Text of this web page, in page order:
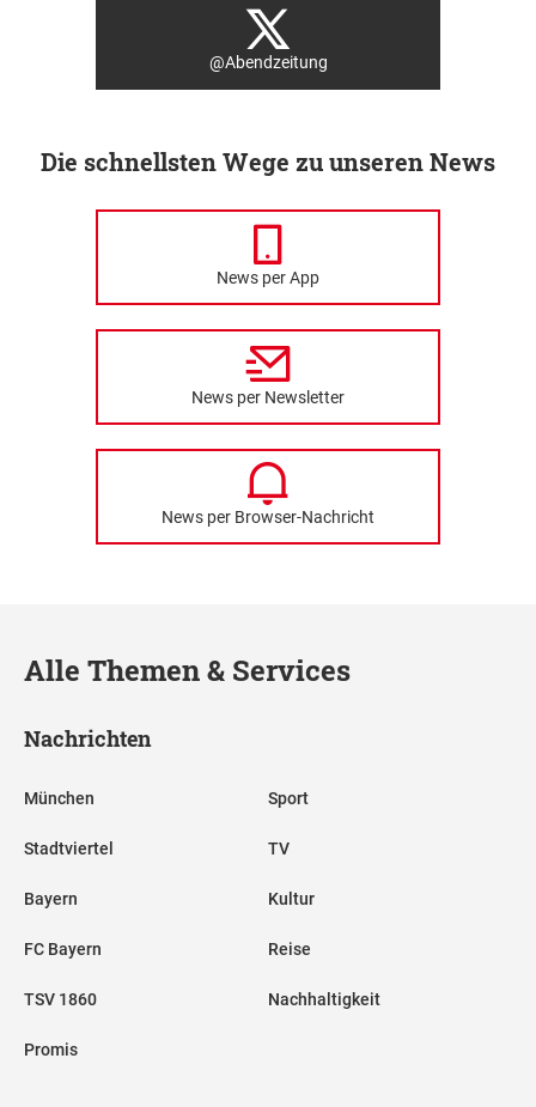
@Abendzeitung
Die schnellsten Wege zu unseren News
News per App
News per Newsletter
News per Browser-Nachricht
Alle Themen & Services
Nachrichten
München
Stadtviertel
Bayern
FC Bayern
TSV 1860
Promis
Sport
TV
Kultur
Reise
Nachhaltigkeit